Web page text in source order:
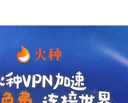
支持 [0] 反对 [0]